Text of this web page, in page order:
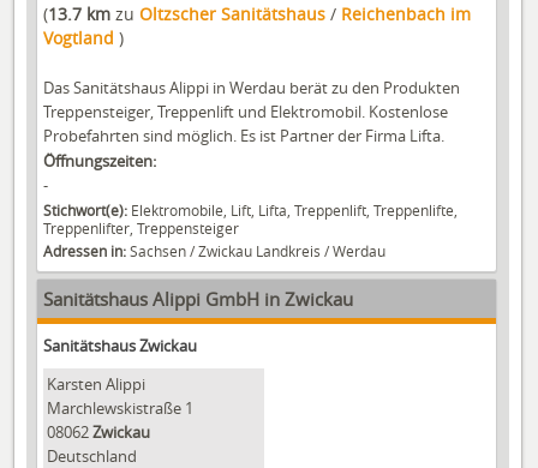
(13.7 km zuOltzscher Sanitätshaus/ Reichenbach im
Vogtland )
Das Sanitätshaus Alippi in Werdau berät zu den Produkten
Treppensteiger, Treppenlift und Elektromobil. Kostenlose
Probefahrten sind möglich. Es ist Partner der Firma Lifta.
Öffnungszeiten:
-
Stichwort(e): Elektromobile, Lift, Lifta, Treppenlift, Treppenlifte,
Treppenlifter, Treppensteiger
Adressen in: Sachsen/Zwickau Landkreis /Werdau
Sanitätshaus Alippi GmbH in Zwickau
Sanitätshaus Zwickau
Karsten Alippi
Marchlewskistraße 1
08062Zwickau
Deutschland